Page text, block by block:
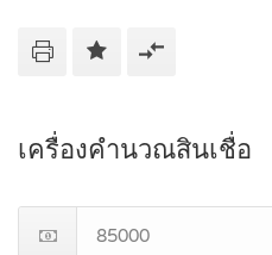
เครื่องคำนวณสินเชื่อ